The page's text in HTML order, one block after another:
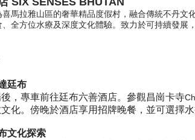
馬拉雅山區的奢華精品度假村，融合傳統不丹
全方位水療及深度文化體驗。致力於可持續發
廷布
，專車前往廷布六善酒店。參觀昌崗卡寺
化。傍晚於酒店享用招牌晚餐，並可選擇
文化探索